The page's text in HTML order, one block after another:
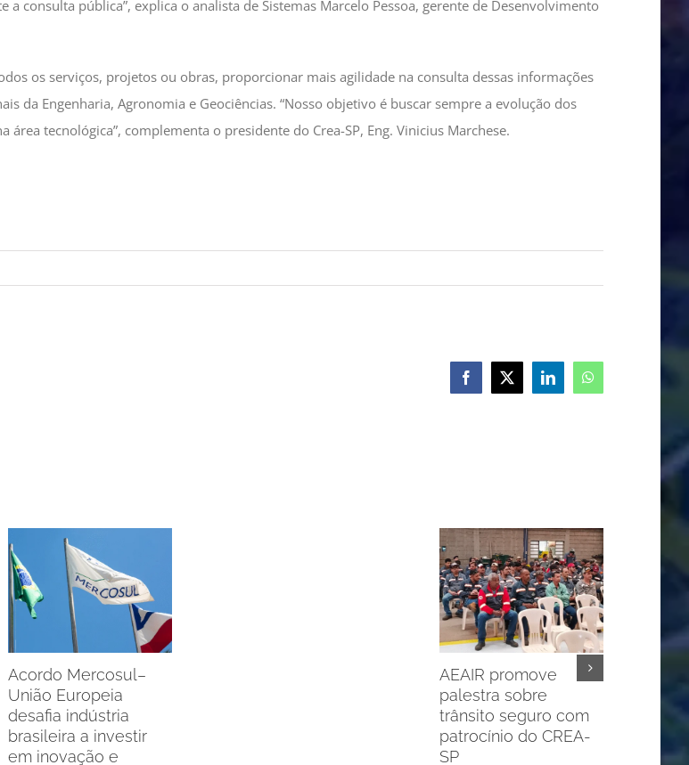
consulta pública”, explica o analista de Sistemas Marcelo Pessoa, gerente de Desenvolvimento
os serviços, projetos ou obras, proporcionar mais agilidade na consulta dessas informações
da Engenharia, Agronomia e Geociências. “Nosso objetivo é buscar sempre a evolução dos
tecnológica”, complementa o presidente do Crea-SP, Eng. Vinicius Marchese.
Facebook
X LinkedInWhatsApp
Acordo Mercosul–
União Europeia
desafia indústria
brasileira a investir
em inovação e
AEAIR promove
palestra sobre
trânsito seguro com
patrocínio do CREA-
SP